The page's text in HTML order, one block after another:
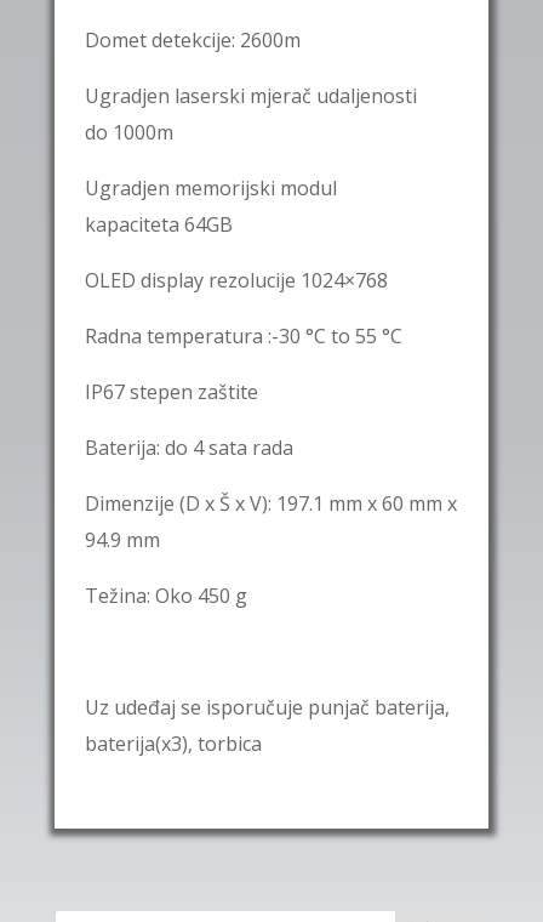
Domet detekcije: 2600m
Ugradjen laserski mjerač udaljenosti
do 1000m
Ugradjen memorijski modul
kapaciteta 64GB
OLED display rezolucije 1024×768
Radna temperatura :-30 °C to 55 °C
IP67stepen zaštite
Baterija: do 4 sata rada
Dimenzije (D x Š x V): 197.1 mm x 60 mm x
94.9 mm
Težina: Oko 450 g
Uz udeđaj se isporučuje punjač baterija,
baterija(x3), torbica